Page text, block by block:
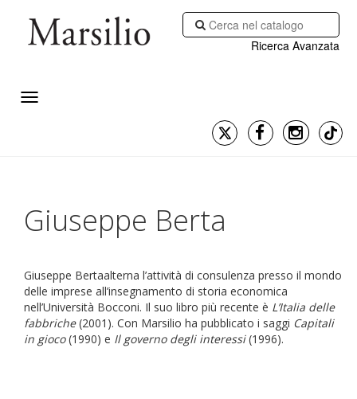
Ricerca Avanzata
Giuseppe Berta
Giuseppe Bertaalterna l’attività di consulenza presso il mondo
delle imprese all’insegnamento di storia economica
nell’Università Bocconi. Il suo libro più recente è L’Italia delle
fabbriche(2001). Con Marsilio ha pubblicato i saggi Capitali
in gioco(1990) e Il governo degli interessi(1996).